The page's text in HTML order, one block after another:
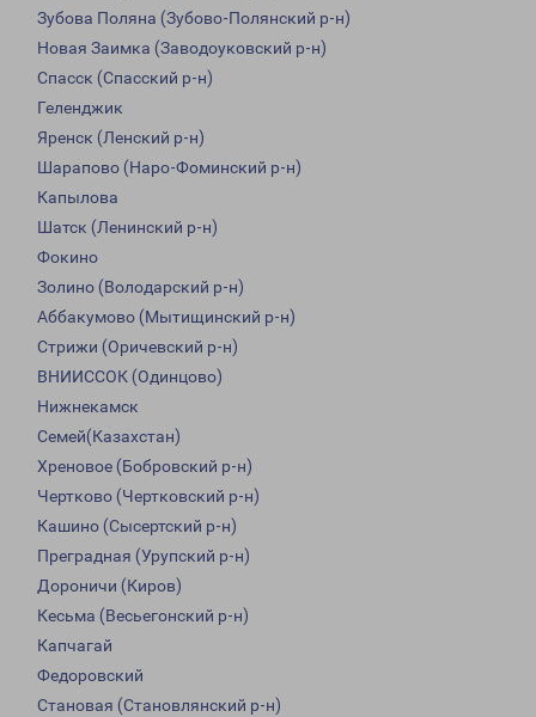
Зубова Поляна (Зубово-Полянский р-н)
Новая Заимка (Заводоуковский р-н)
Спасск (Спасский р-н)
Геленджик
Яренск (Ленский р-н)
Шарапово (Наро-Фоминский р-н)
Капылова
Шатск (Ленинский р-н)
Фокино
Золино (Володарский р-н)
Аббакумово (Мытищинский р-н)
Стрижи (Оричевский р-н)
ВНИИССОК (Одинцово)
Нижнекамск
Семей(Казахстан)
Хреновое (Бобровский р-н)
Чертково (Чертковский р-н)
Кашино (Сысертский р-н)
Преградная (Урупский р-н)
Дороничи (Киров)
Кесьма (Весьегонский р-н)
Капчагай
Федоровский
Становая (Становлянский р-н)